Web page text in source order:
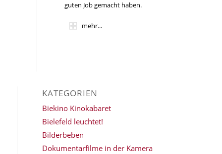
guten Job gemacht haben.
mehr...
KATEGORIEN
Biekino Kinokabaret
Bielefeld leuchtet!
Bilderbeben
Dokumentarfilme in der Kamera